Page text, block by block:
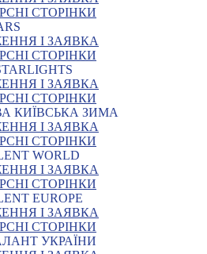
СТОРІНКИ
І ЗАЯВКА
СТОРІНКИ
І ЗАЯВКА
СТОРІНКИ
КИЇВСЬКА ЗИМА
І ЗАЯВКА
СТОРІНКИ
WORLD
І ЗАЯВКА
СТОРІНКИ
EUROPE
І ЗАЯВКА
СТОРІНКИ
УКРАЇНИ